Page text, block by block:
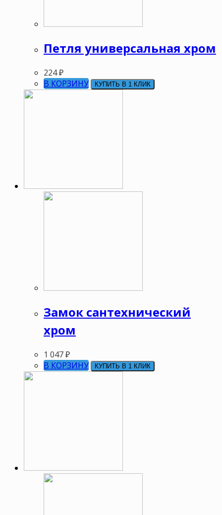
Петля универсальная хром
224₽
В КОРЗИНУ
КУПИТЬ В 1 КЛИК
Замок сантехнический
хром
1 047₽
В КОРЗИНУ
КУПИТЬ В 1 КЛИК